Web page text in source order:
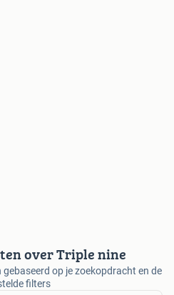
over Triple nine
op je zoekopdracht en de
filters